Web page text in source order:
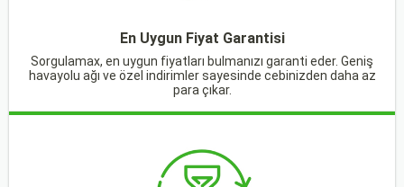
En Uygun Fiyat Garantisi
Sorgulamax, en uygun fiyatları bulmanızı garanti eder. Geniş
havayolu ağı ve özel indirimler sayesinde cebinizden daha az
para çıkar.